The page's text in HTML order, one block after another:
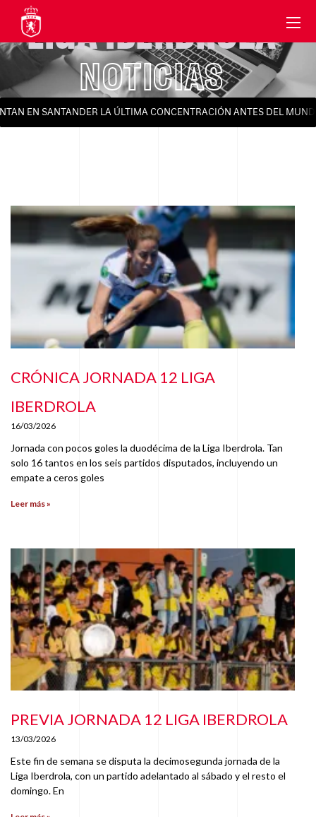
LIGA IBERDROLA
NOTICIAS
EN SANTANDER LA ÚLTIMA CONCENTRACIÓN ANTES DEL MUNDIAL
CRÓNICA JORNADA 12 LIGA
IBERDROLA
16/03/2026
Jornada con pocos goles la duodécima de la Liga Iberdrola. Tan
solo 16 tantos en los seis partidos disputados, incluyendo un
empate a ceros goles
Leer más »
PREVIA JORNADA 12 LIGA IBERDROLA
13/03/2026
Este fin de semana se disputa la decimosegunda jornada de la
Liga Iberdrola, con un partido adelantado al sábado y el resto el
domingo. En